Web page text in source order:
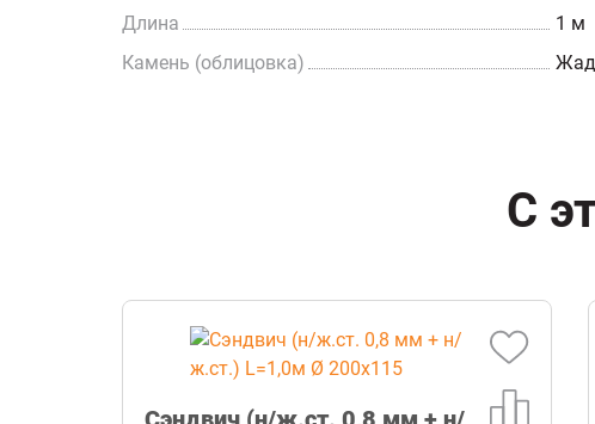
Длина
1 м
Камень (облицовка)
С